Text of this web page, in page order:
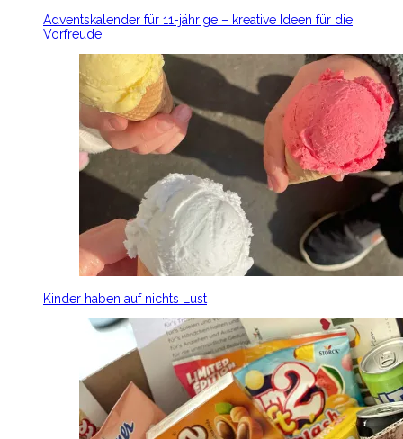
Adventskalender für 11-jährige – kreative Ideen für die
Vorfreude
Kinder haben auf nichts Lust